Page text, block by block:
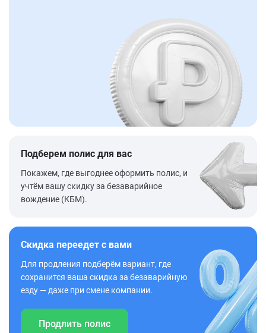
Подберем полис для вас
Покажем, где выгоднее оформить полис, и
учтём вашу скидку за безаварийное
вождение (КБМ).
Скидка переедет с вами
Для продления подберём вариант, где
сохранится ваша скидка за безаварийную
езду — даже при смене компании.
Продлить полис